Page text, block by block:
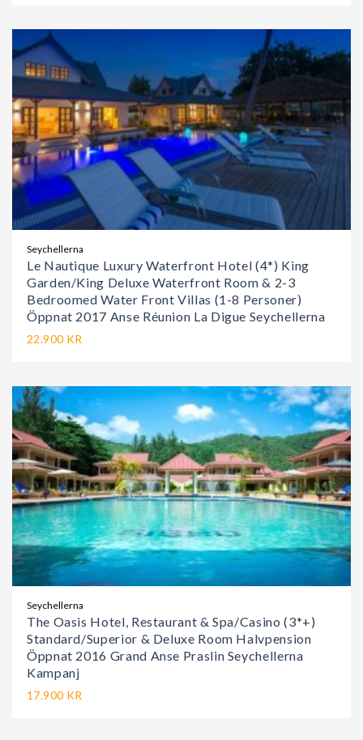
Seychellerna
Le Nautique Luxury Waterfront Hotel (4*) King
Garden/King Deluxe Waterfront Room & 2-3
Bedroomed Water Front Villas (1-8 Personer)
Öppnat 2017 Anse Réunion La Digue Seychellerna
22.900 KR
Seychellerna
The Oasis Hotel, Restaurant & Spa/Casino (3*+)
Standard/Superior & Deluxe Room Halvpension
Öppnat 2016 Grand Anse Praslin Seychellerna
Kampanj
17.900 KR